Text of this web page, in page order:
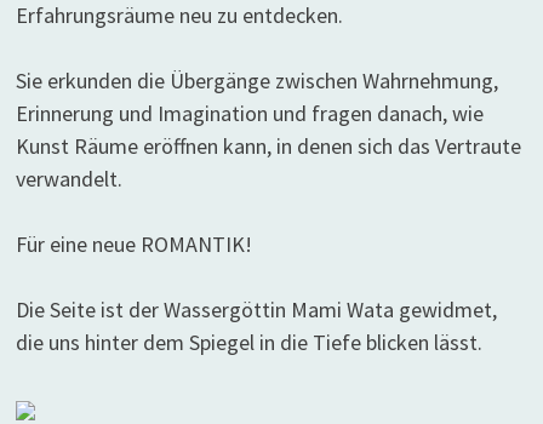
Erfahrungsräume neu zu entdecken.
Sie erkunden die Übergänge zwischen Wahrnehmung,
Erinnerung und Imagination und fragen danach, wie
Kunst Räume eröffnen kann, in denen sich das Vertraute
verwandelt.
Für eine neue ROMANTIK!
Die Seite ist der Wassergöttin Mami Wata gewidmet,
die uns hinter dem Spiegel in die Tiefe blicken lässt.